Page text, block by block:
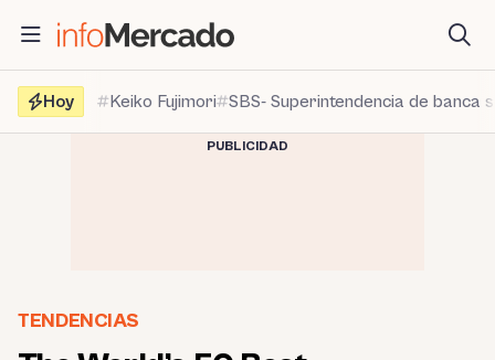
contenido
Hoy
Keiko Fujimori SBS- Superintendencia de banca
PUBLICIDAD
TENDENCIAS